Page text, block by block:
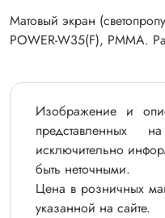
Матовый экран
POWER-W35(F), PMMA.
Изображение и
представленных
исключительно
быть неточными.
Цена в розничных
указанной на сайте.